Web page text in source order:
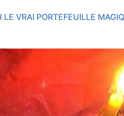
LE VRAI PORTEFEUILLE